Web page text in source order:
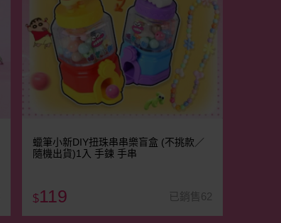
蠟筆小新DIY扭珠串串樂盲盒 (不挑款／
隨機出貨)1入 手鍊 手串
$119 已銷售62